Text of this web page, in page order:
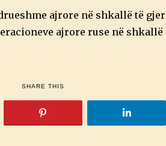
ajrore në shkallë të
ajrore ruse në shkallë
SHARE THIS